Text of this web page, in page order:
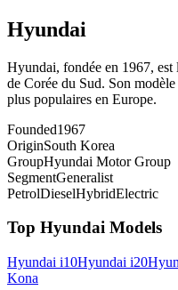
Hyundai
Hyundai, fondée en 1967,
de Corée du Sud. Son
plus populaires en Europe.
Founded1967
OriginSouth Korea
GroupHyundai Motor Group
SegmentGeneralist
PetrolDieselHybridElectric
Top Hyundai Models
Hyundai i10Hyundai i20
Kona